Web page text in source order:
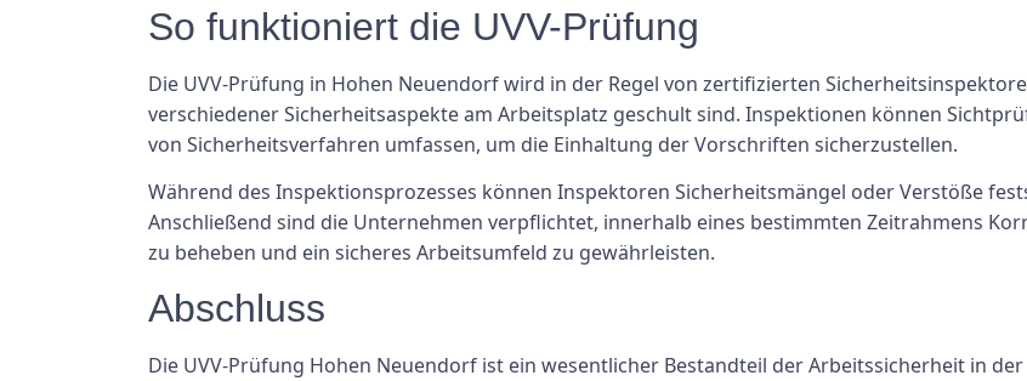
So funktioniert die UVV-Prüfung
Die UVV-Prüfung in Hohen Neuendorf wird in der Regel von zertifizierten
verschiedener Sicherheitsaspekte am Arbeitsplatz geschult sind. Inspektionen können
von Sicherheitsverfahren umfassen, um die Einhaltung der Vorschriften sicherzustellen.
Während des Inspektionsprozesses können Inspektoren Sicherheitsmängel oder Verstöße
Anschließend sind die Unternehmen verpflichtet, innerhalb eines bestimmten Zeitrahmens
zu beheben und ein sicheres Arbeitsumfeld zu gewährleisten.
Abschluss
Die UVV-Prüfung Hohen Neuendorf ist ein wesentlicher Bestandteil der Arbeitssicherheit in